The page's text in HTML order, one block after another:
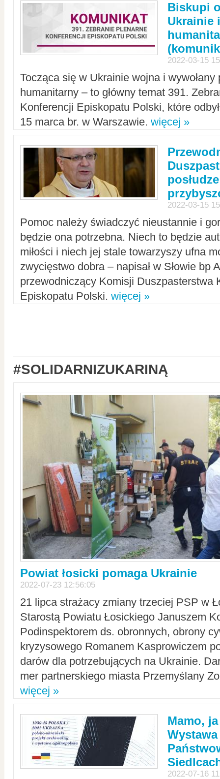
Biskupi
Ukrainie
2022-03-15
Tocząca się w Ukrainie wojna i
humanitarny – to główny temat 391.
Konferencji Episkopatu Polski, które
15 marca br. w Warszawie. więcej »
2022-03-15
Pomoc należy świadczyć nieustannie i
będzie ona potrzebna. Niech to będzie
miłości i niech jej stale towarzyszy ufna
zwycięstwo dobra – napisał w Słowie bp
przewodniczący Komisji Duszpasterstwa
Episkopatu Polski. więcej »
#SOLIDARNIZUKARINĄ
Powiat łosicki pomaga Ukrainie
2022-07-23 12:56:05
21 lipca strażacy zmiany trzeciej PSP w
Starostą Powiatu Łosickiego Januszem
Podinspektorem ds. obronnych, obrony
kryzysowego Romanem Kasprowiczem
darów dla potrzebujących na Ukrainie.
mer partnerskiego miasta Przemyślany
więcej »
Mamo,
2022-07-16